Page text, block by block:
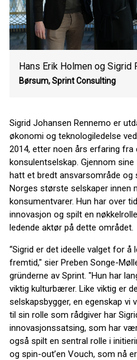
Hans Erik Holmen og Sigrid
Børsum, Sprint Consulting
Sigrid Johansen Rennemo er
økonomi og teknologiledelse
2014, etter noen års erfaring fra
konsulentselskap. Gjennom
hatt et bredt ansvarsområde og
Norges største selskaper innen
konsumentvarer. Hun har over
innovasjon og spilt en
ledende aktør på dette området.
“Sigrid er det ideelle valget for å
fremtid," sier Preben Songe-
gründerne av Sprint. "Hun har
viktig kulturbærer. Like viktig er
selskapsbygger, en egenskap vi
til sin rolle som rådgiver har
innovasjonssatsing, som har
også spilt en sentral rolle i
og spin-out’en Vouch, som nå